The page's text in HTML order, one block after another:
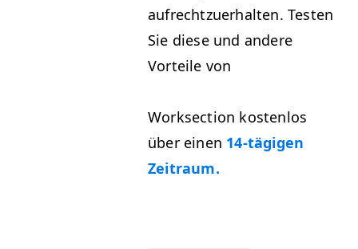
aufrechtzuer­hal­ten. Testen
Sie diese und andere
Vorteile von
Work­sec­tion kosten­los
über einen 14-tägi­gen
Zeitraum.